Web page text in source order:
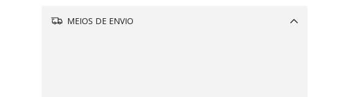
MEIOS DE ENVIO